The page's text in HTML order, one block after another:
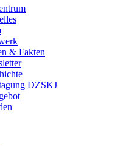
& Fakten
DZSKJ